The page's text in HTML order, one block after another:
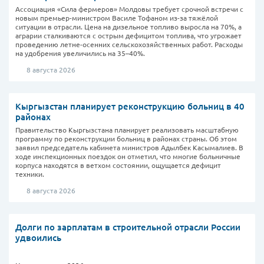
Ассоциация «Сила фермеров» Молдовы требует срочной встречи с
новым премьер-министром Василе Тофаном из-за тяжёлой
ситуации в отрасли. Цена на дизельное топливо выросла на 70%, а
аграрии сталкиваются с острым дефицитом топлива, что угрожает
проведению летне-осенних сельскохозяйственных работ. Расходы
на удобрения увеличились на 35–40%.
8 августа 2026
Кыргызстан планирует реконструкцию больниц в 40
районах
Правительство Кыргызстана планирует реализовать масштабную
программу по реконструкции больниц в районах страны. Об этом
заявил председатель кабинета министров Адылбек Касымалиев. В
ходе инспекционных поездок он отметил, что многие больничные
корпуса находятся в ветхом состоянии, ощущается дефицит
техники.
8 августа 2026
Долги по зарплатам в строительной отрасли России
удвоились